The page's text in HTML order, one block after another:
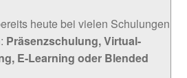
heute bei vielen Schulungen
Präsenzschulung, Virtual-
E-Learning oder Blended